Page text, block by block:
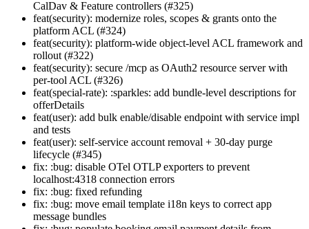
CalDav & Feature controllers (#325)
feat(security): modernize roles, scopes & grants onto the
platform ACL (#324)
feat(security): platform-wide object-level ACL framework and
rollout (#322)
feat(security): secure /mcp as OAuth2 resource server with
per-tool ACL (#326)
feat(special-rate): :sparkles: add bundle-level descriptions for
offerDetails
feat(user): add bulk enable/disable endpoint with service impl
and tests
feat(user): self-service account removal + 30-day purge
lifecycle (#345)
fix: :bug: disable OTel OTLP exporters to prevent
localhost:4318 connection errors
fix: :bug: fixed refunding
fix: :bug: move email template i18n keys to correct app
message bundles